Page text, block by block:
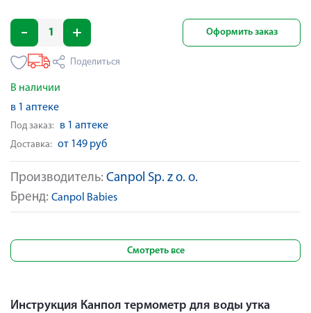
Производитель: Canpol Sp. z o. o.
Бренд: Canpol Babies
Оформить заказ
Поделиться
В наличии
в 1 аптеке
Под заказ: в 1 аптеке
Доставка: от 149 руб
Смотреть все
Инструкция Канпол термометр для воды утка